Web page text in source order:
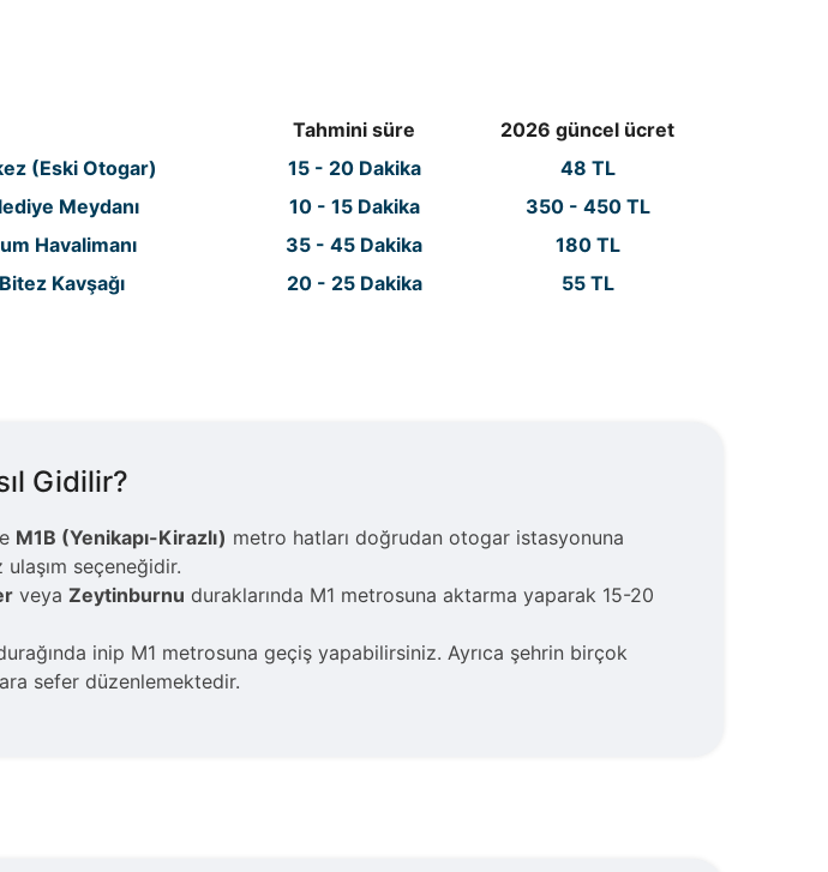
Tahmini süre
2026 güncel ücret
(Eski Otogar) 15 - 20 Dakika
48 TL
Meydanı 10 - 15 Dakika
350 - 450 TL
Havalimanı 35 - 45 Dakika
180 TL
Kavşağı 20 - 25 Dakika 55 TL
Gidilir?
M1B (Yenikapı-Kirazlı) metro hatları doğrudan otogar istasyonuna
ulaşım seçeneğidir.
veya Zeytinburnu duraklarında M1 metrosuna aktarma yaparak 15-20
inip M1 metrosuna geçiş yapabilirsiniz. Ayrıca şehrin birçok
sefer düzenlemektedir.